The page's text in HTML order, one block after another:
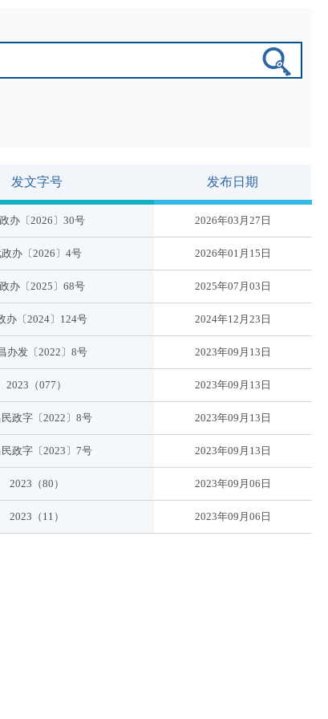
发文字号 发布日期
办〔2026〕30号 2026年03月27日
办〔2026〕4号 2026年01月15日
办〔2025〕68号 2025年07月03日
办〔2024〕124号 2024年12月23日
办发〔2022〕8号 2023年09月13日
2023（077） 2023年09月13日
政字〔2022〕8号 2023年09月13日
政字〔2023〕7号 2023年09月13日
2023（80） 2023年09月06日
2023（11） 2023年09月06日